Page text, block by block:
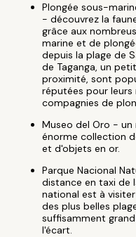
Plongée sous-
- découvrez la
grâce aux
marine et de
depuis la plage de
de Taganga, un
proximité, sont
réputées pour
compagnies de
Museo del Oro - un
énorme collection
et d'objets en or.
Parque Nacional
distance en taxi de
national est à
des plus belles
suffisamment
l'écart.